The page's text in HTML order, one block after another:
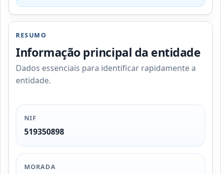
RESUMO
Informação principal da entidade
Dados essenciais para identificar rapidamente a
entidade.
NIF
519350898
MORADA